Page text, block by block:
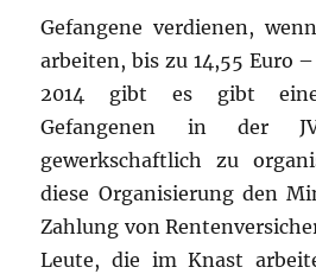
Gefangene verdienen,
arbeiten, bis zu 14,55 Euro
2014 gibt es gibt
Gefangenen in der
gewerkschaftlich zu
diese Organisierung den
Zahlung von
Leute, die im Knast